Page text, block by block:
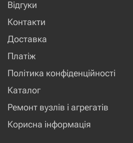
Відгуки
Контакти
Доставка
Платіж
Політика конфіденційності
Каталог
Ремонт вузлів і агрегатів
Корисна інформація